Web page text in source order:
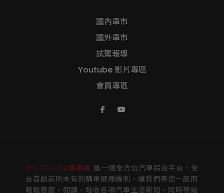
國內車市
國外車市
試駕報導
Youtube 影片專區
會員專區
Go Choice購車趣 是一個全方位汽車綜合平台，全
台首創前所未有的購車選擇機制，讓我們帶您一起用
輕鬆態度，閱讀、吸收各項汽車生活新知，同時帶給